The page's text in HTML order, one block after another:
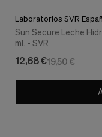
Laboratorios SVR
Sun Secure Leche
ml. - SVR
19,50 €
12,68 €